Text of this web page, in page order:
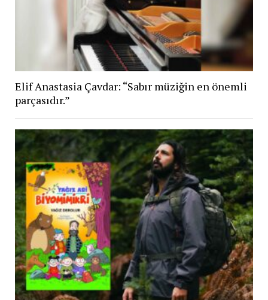
Elif Anastasia Çavdar: “Sabır müziğin en önemli
parçasıdır.”